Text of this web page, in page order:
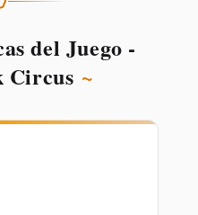
del Juego -
Circus ~